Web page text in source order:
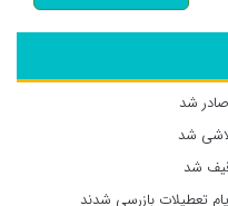
شد
شد
تعطیلات بازرسی شدند